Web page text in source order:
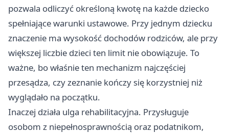
pozwala odliczyć określoną kwotę na każde dziecko
spełniające warunki ustawowe. Przy jednym dziecku
znaczenie ma wysokość dochodów rodziców, ale przy
większej liczbie dzieci ten limit nie obowiązuje. To
ważne, bo właśnie ten mechanizm najczęściej
przesądza, czy zeznanie kończy się korzystniej niż
wyglądało na początku.
Inaczej działa ulga rehabilitacyjna. Przysługuje
osobom z niepełnosprawnością oraz podatnikom,